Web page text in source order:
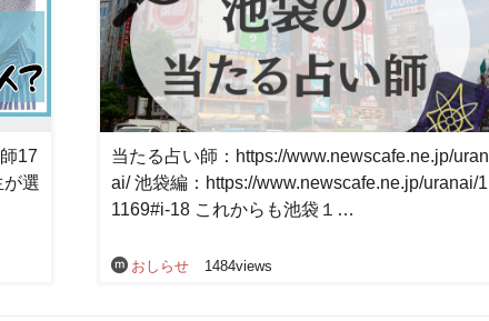
17
選
当たる占い師：https://www.newscafe.ne.jp/uran
ai/ 池袋編：https://www.newscafe.ne.jp/uranai/1
1169#i-18 これからも池袋１…
おしらせ 1484views